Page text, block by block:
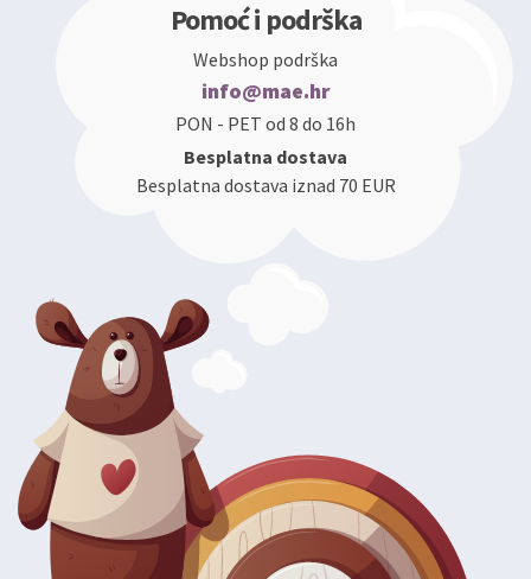
Pomoć i podrška
Webshop podrška
info@mae.hr
PON - PET od 8 do 16h
Besplatna dostava
Besplatna dostava iznad 70 EUR